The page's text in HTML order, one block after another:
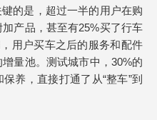
的是，超过一半的用户在购
产品，甚至有25%买了行车
用户买车之后的服务和配件
量池。测试城市中，30%的
养，直接打通了从“整车”到